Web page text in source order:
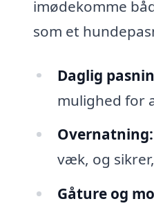
imødekomme
som et
Daglig
mulighed for
Overnatning:
væk, og
Gåture og